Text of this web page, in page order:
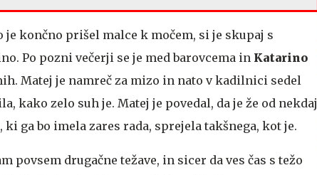
je končno prišel malce k močem, si je skupaj s
Po pozni večerji se je med barovcema in Katarino
Matej je namreč za mizo in nato v kadilnici sedel
kako zelo suh je. Matej je povedal, da je že od nekdaj
ga bo imela zares rada, sprejela takšnega, kot je.
povsem drugačne težave, in sicer da ves čas s težo